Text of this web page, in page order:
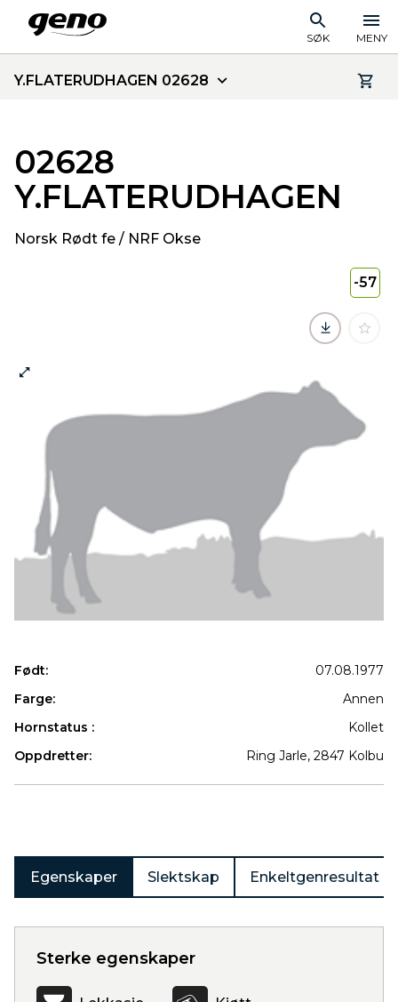
SØK MENY
Y.FLATERUDHAGEN 02628
02628
Y.FLATERUDHAGEN
Norsk Rødt fe / NRF Okse
-57
Født:
07.08.1977
Farge:
Annen
Hornstatus :
Kollet
Oppdretter:
Ring Jarle, 2847 Kolbu
Egenskaper Slektskap Enkeltgenresultat
Sterke egenskaper